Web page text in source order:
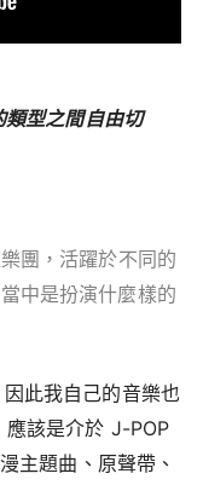
型之間自由切
團，活躍於不同的
中是扮演什麼樣的
此我自己的音樂也
應該是介於 J-POP
主題曲、原聲帶、